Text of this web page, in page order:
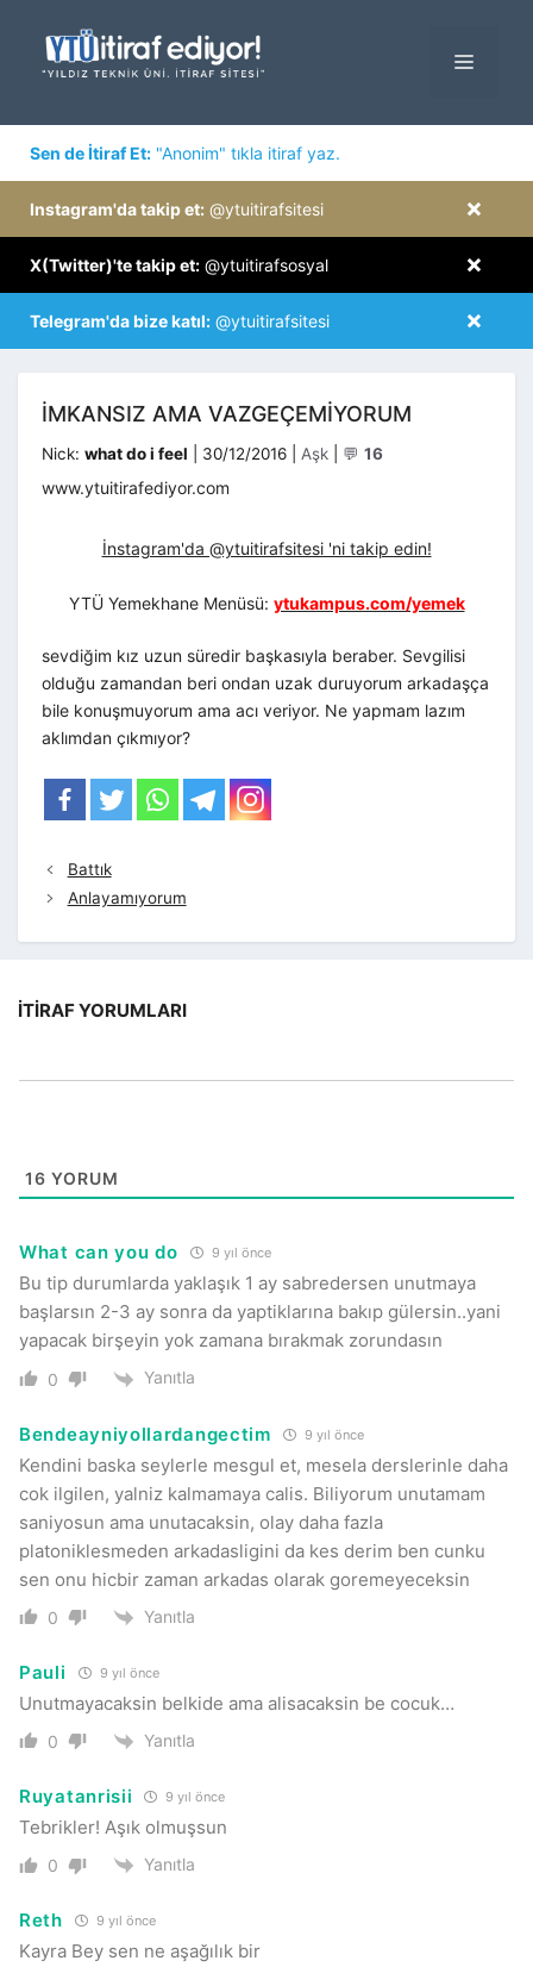
MENÜ
Sen de İtiraf Et: "Anonim" tıkla itiraf yaz.
×
Instagram'da takip et: @ytuitirafsitesi
×
X(Twitter)'te takip et: @ytuitirafsosyal
×
Telegram'da bize katıl: @ytuitirafsitesi
IMKANSIZ AMA VAZGEÇEMIYORUM
Nick: what do i feel 30/12/2016 Kategoriler
Aşk 💬 16
www.ytuitirafediyor.com
İnstagram'da @ytuitirafsitesi 'ni takip edin!
YTÜ Yemekhane Menüsü: ytukampus.com/yemek
sevdiğim kız uzun süredir başkasıyla beraber. Sevgilisi
olduğu zamandan beri ondan uzak duruyorum arkadaşça
bile konuşmuyorum ama acı veriyor. Ne yapmam lazım
aklımdan çıkmıyor?
Battık
Anlayamıyorum
İTIRAF YORUMLARI
16 YORUM
What can you do 9 yıl önce
Bu tip durumlarda yaklaşık 1 ay sabredersen unutmaya
başlarsın 2-3 ay sonra da yaptiklarına bakıp gülersin..yani
yapacak birşeyin yok zamana bırakmak zorundasın
0 Yanıtla
Bendeayniyollardangectim 9 yıl önce
Kendini baska seylerle mesgul et, mesela derslerinle daha
cok ilgilen, yalniz kalmamaya calis. Biliyorum unutamam
saniyosun ama unutacaksin, olay daha fazla
platoniklesmeden arkadasligini da kes derim ben cunku
sen onu hicbir zaman arkadas olarak goremeyeceksin
0 Yanıtla
Pauli 9 yıl önce
Unutmayacaksin belkide ama alisacaksin be cocuk…
0 Yanıtla
Ruyatanrisii 9 yıl önce
Tebrikler! Aşık olmuşsun
0 Yanıtla
Reth 9 yıl önce
Kayra Bey sen ne aşağılık bir